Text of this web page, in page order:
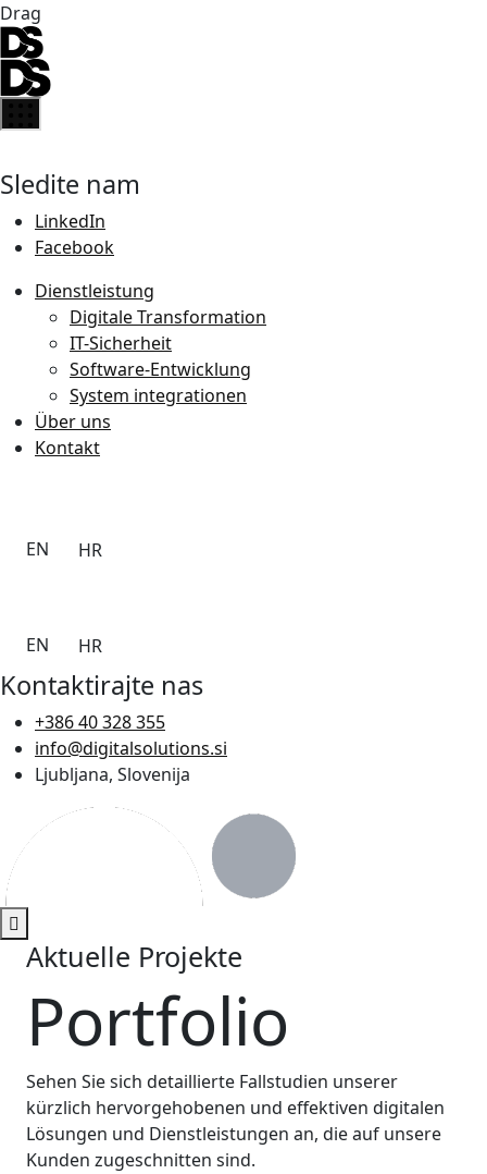
Drag
Sledite nam
LinkedIn
Facebook
Dienstleistung
Digitale Transformation
IT-Sicherheit
Software-Entwicklung
System integrationen
Über uns
Kontakt
EN HR
EN HR
Kontaktirajte nas
+386 40 328 355
info@digitalsolutions.si
Ljubljana, Slovenija
Aktuelle Projekte
Portfolio
Sehen Sie sich detaillierte Fallstudien unserer
kürzlich hervorgehobenen und effektiven digitalen
Lösungen und Dienstleistungen an, die auf unsere
Kunden zugeschnitten sind.